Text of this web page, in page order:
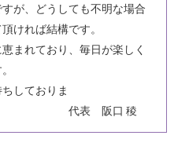
が、 どうしても不明な場合
ければ結構です。
まれており、毎日が楽しく
しておりま
代表 阪口 稜